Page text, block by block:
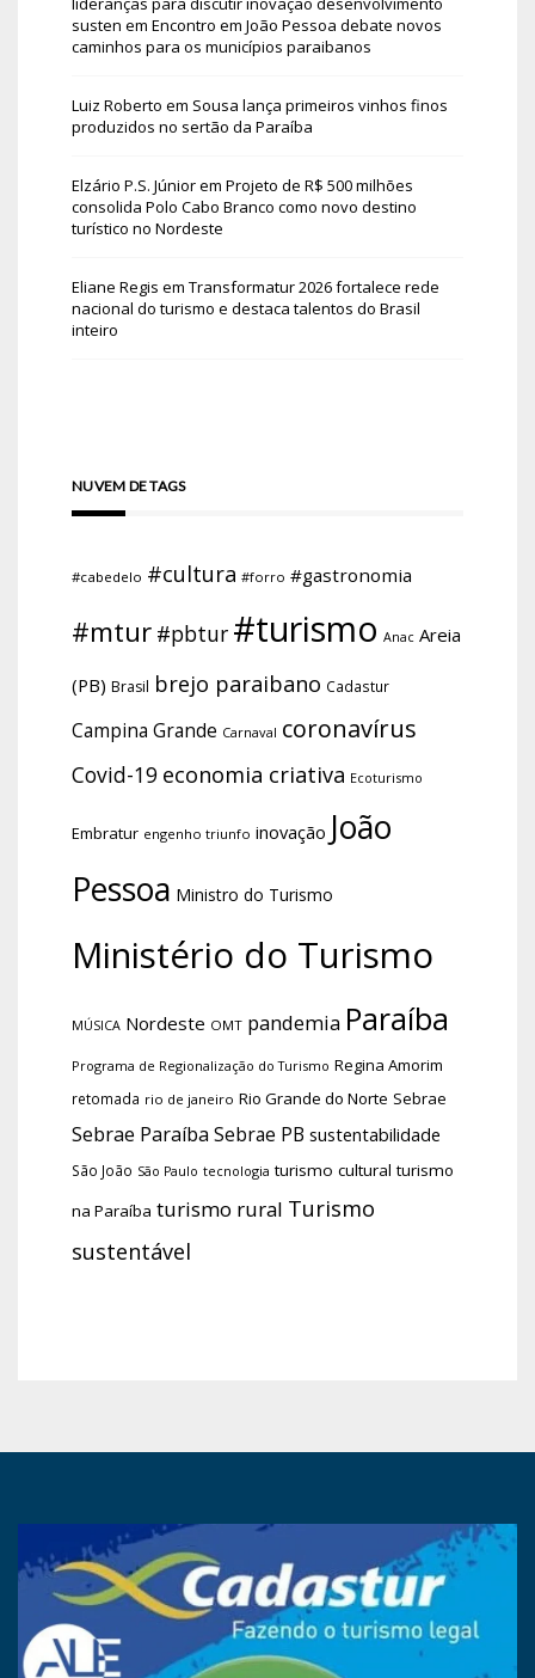
susten em Encontro em João Pessoa debate novos
caminhos para os municípios paraibanos
Luiz Roberto em Sousa lança primeiros vinhos finos
produzidos no sertão da Paraíba
Elzário P.S. Júniorem Projeto de R$ 500 milhões
consolida Polo Cabo Branco como novo destino
turístico no Nordeste
Eliane Regis em Transformatur 2026 fortalece rede
nacional do turismo e destaca talentos do Brasil
inteiro
NUVEM DE TAGS
#cabedelo #cultura #forro #gastronomia
#mtur #pbtur #turismo Anac Areia
(PB) Brasil brejo paraibano Cadastur
Campina Grande Carnaval coronavírus
Covid-19 economia criativa Ecoturismo
Embratur engenho triunfo inovação João
Pessoa Ministro do Turismo
Ministério do Turismo
MÚSICA Nordeste OMT pandemia Paraíba
Programa de Regionalização do Turismo Regina Amorim
retomada rio de janeiro Rio Grande do Norte Sebrae
Sebrae Paraíba Sebrae PB sustentabilidade
São João São Paulo tecnologia turismo cultural turismo
na Paraíba turismo rural Turismo
sustentável